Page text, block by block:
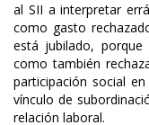
al SII a interpretar
como gasto
está jubilado, porque
como también
participación social
vínculo de
relación laboral.